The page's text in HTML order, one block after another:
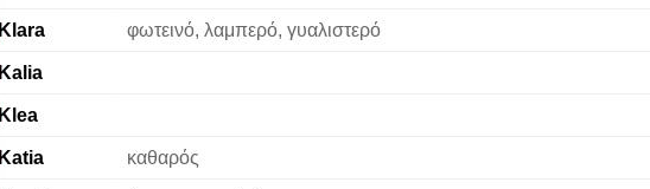
Klara φωτεινό, λαμπερό, γυαλιστερό
Kalia
Klea
Katia καθαρός